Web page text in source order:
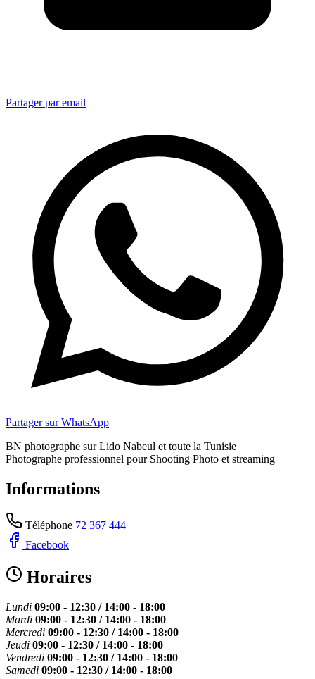
Partager par email
Partager sur WhatsApp
BN photographe sur Lido Nabeul et toute la Tunisie
Photographe professionnel pour Shooting Photo et streaming
Informations
Téléphone 72 367 444
Facebook
Horaires
Lundi 09:00 - 12:30 / 14:00 - 18:00
Mardi 09:00 - 12:30 / 14:00 - 18:00
Mercredi 09:00 - 12:30 / 14:00 - 18:00
Jeudi 09:00 - 12:30 / 14:00 - 18:00
Vendredi 09:00 - 12:30 / 14:00 - 18:00
Samedi 09:00 - 12:30 / 14:00 - 18:00